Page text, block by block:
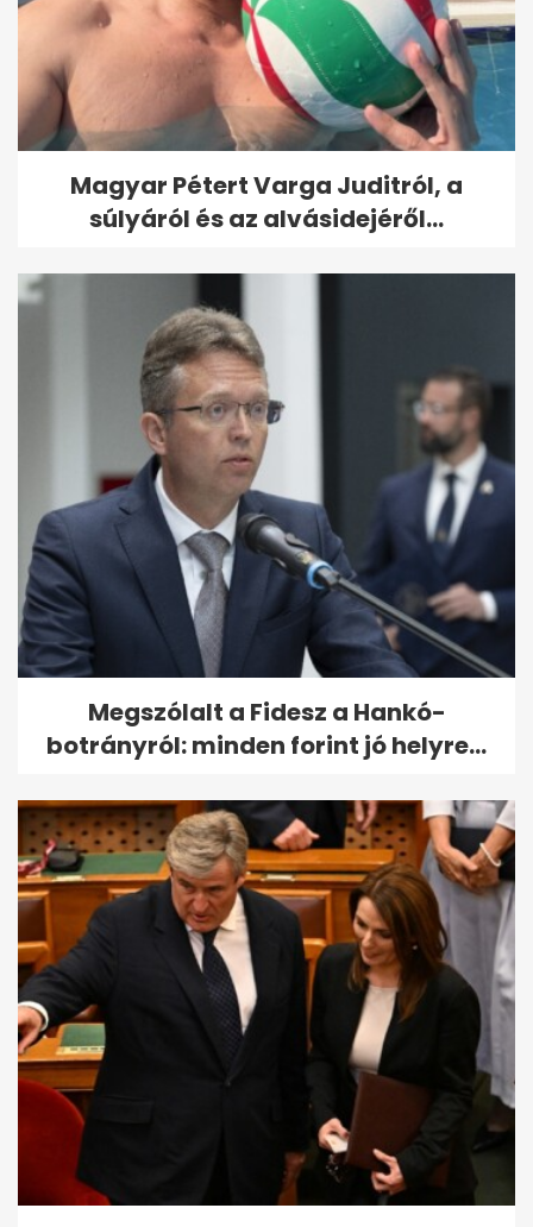
Magyar Pétert Varga Juditról, a
súlyáról és az alvásidejéről...
Megszólalt a Fidesz a Hankó-
botrányról: minden forint jó helyre...